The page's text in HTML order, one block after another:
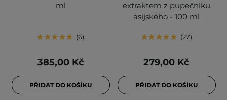
ml
6
385,00 Kč
PŘIDAT DO KOŠÍKU
extraktem z pupečníku
asijského - 100 ml
27
279,00 Kč
PŘIDAT DO KOŠÍKU